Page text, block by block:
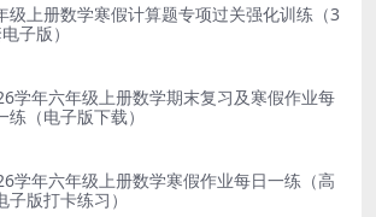
级上册数学寒假计算题专项过关强化训练（3
子版）
学年六年级上册数学期末复习及寒假作业每
练（电子版下载）
学年六年级上册数学寒假作业每日一练（高
子版打卡练习）